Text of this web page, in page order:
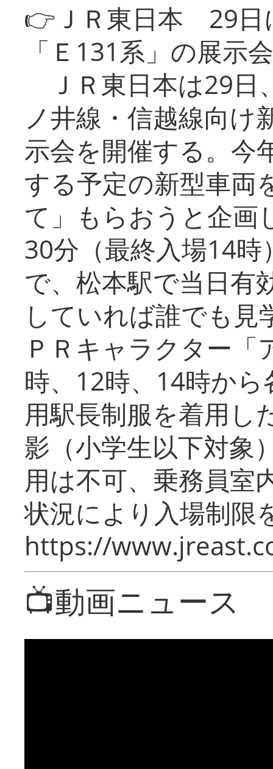
👉ＪＲ東日本 29日
「Ｅ131系」の展示会
ＪＲ東日本は29日
ノ井線・信越線向け
示会を開催する。今
する予定の新型車両
て」もらおうと企画
30分（最終入場14
で、松本駅で当日有
していれば誰でも
ＰＲキャラクター
時、12時、14時か
用駅長制服を着用し
影（小学生以下対象
用は不可、乗務員室
状況により入場制限
https://
📺動画ニュース